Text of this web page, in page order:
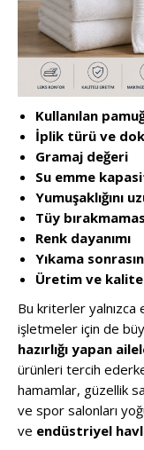
Kullanılan
İplik türü ve
Gramaj değeri
Su emme
Yumuşaklığını
Tüy
Renk dayanımı
Yıkama
Üretim ve
Bu kriterler yalnızca
işletmeler için de
hazırlığı yapan
ürünleri tercih
hamamlar, güzellik
ve spor salonları
ve endüstriyel